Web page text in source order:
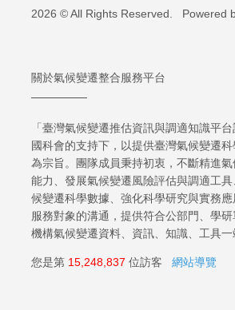
2026 © All Rights Reserved. Powered
關於氣候變遷整合服務平台
「臺灣氣候變遷推估資訊與調適知識平
國科會的支持下，以提供臺灣氣候變遷
為宗旨。團隊成員秉持初衷，不斷精進
能力、發展氣候變遷風險評估與調適工
候變遷科學數據、強化科學研究與實務
服務對象的溝通，提供符合公部門、學
機構氣候變遷資料、資訊、知識、工具一
您是第 15,248,837 位訪客 網站導覽